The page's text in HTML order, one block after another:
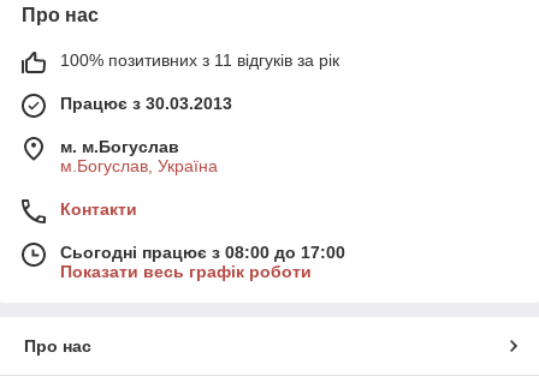
Про нас
100% позитивних з 11 відгуків за рік
Працює з 30.03.2013
м. м.Богуслав
м.Богуслав, Україна
Контакти
Сьогодні працює з 08:00 до 17:00
Показати весь графік роботи
Про нас